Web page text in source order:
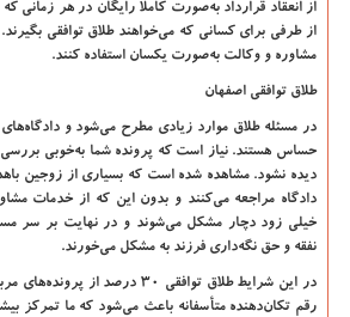
از انعقاد قرارداد به‌صورت کاملاً رایگان در هر زمانی
از طرفی برای کسانی که می‌خواهند طلاق توافقی
مشاوره و وکالت به‌صورت یکسان استفاده کنند.
طلاق توافقی اصفهان
در مسئله طلاق موارد زیادی مطرح می‌شود و دادگاه‌های
حساس هستند. نیاز است که پرونده شما به‌خوبی
دیده نشود. مشاهده شده است که بسیاری از زوجین
دادگاه مراجعه می‌کنند و بدون این که از خدمات
خیلی زود دچار مشکل می‌شوند و در نهایت بر سر
نفقه و حق نگه‌داری فرزند به مشکل می‌خورند.
در این شرایط طلاق توافقی 30 درصد
رقم تکان‌دهنده متأسفانه باعث می‌شود که ما تمرکز